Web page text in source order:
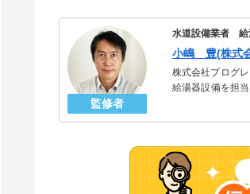
監修者
水道設備業者 給
小嶋 豊(株式
株式会社プログ
給湯器設備を担